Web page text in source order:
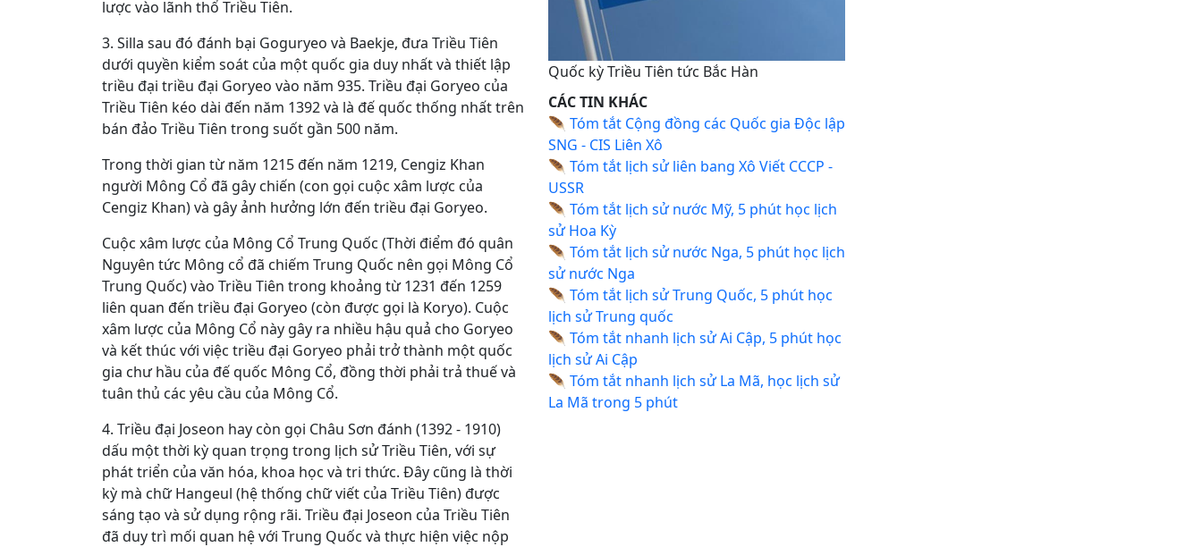
lược vào lãnh thổ Triều Tiên.
3. Silla sau đó đánh bại Goguryeo và Baekje, đưa Triều Tiên
dưới quyền kiểm soát của một quốc gia duy nhất và thiết lập
triều đại triều đại Goryeo vào năm 935. Triều đại Goryeo của
Triều Tiên kéo dài đến năm 1392 và là đế quốc thống nhất trên
bán đảo Triều Tiên trong suốt gần 500 năm.
Trong thời gian từ năm 1215 đến năm 1219, Cengiz Khan
người Mông Cổ đã gây chiến (con gọi cuộc xâm lược của
Cengiz Khan) và gây ảnh hưởng lớn đến triều đại Goryeo.
Cuộc xâm lược của Mông Cổ Trung Quốc (Thời điểm đó quân
Nguyên tức Mông cổ đã chiếm Trung Quốc nên gọi Mông Cổ
Trung Quốc) vào Triều Tiên trong khoảng từ 1231 đến 1259
liên quan đến triều đại Goryeo (còn được gọi là Koryo). Cuộc
xâm lược của Mông Cổ này gây ra nhiều hậu quả cho Goryeo
và kết thúc với việc triều đại Goryeo phải trở thành một quốc
gia chư hầu của đế quốc Mông Cổ, đồng thời phải trả thuế và
tuân thủ các yêu cầu của Mông Cổ.
4. Triều đại Joseon hay còn gọi Châu Sơn đánh (1392 - 1910)
dấu một thời kỳ quan trọng trong lịch sử Triều Tiên, với sự
phát triển của văn hóa, khoa học và tri thức. Đây cũng là thời
kỳ mà chữ Hangeul (hệ thống chữ viết của Triều Tiên) được
sáng tạo và sử dụng rộng rãi. Triều đại Joseon của Triều Tiên
đã duy trì mối quan hệ với Trung Quốc và thực hiện việc nộp
Quốc kỳ Triều Tiên tức Bắc Hàn
CÁC TIN KHÁC
🪶 Tóm tắt Cộng đồng các Quốc gia Độc lập
SNG - CIS Liên Xô
🪶 Tóm tắt lịch sử liên bang Xô Viết CCCP -
USSR
🪶 Tóm tắt lịch sử nước Mỹ, 5 phút học lịch
sử Hoa Kỳ
🪶 Tóm tắt lịch sử nước Nga, 5 phút học lịch
sử nước Nga
🪶 Tóm tắt lịch sử Trung Quốc, 5 phút học
lịch sử Trung quốc
🪶 Tóm tắt nhanh lịch sử Ai Cập, 5 phút học
lịch sử Ai Cập
🪶 Tóm tắt nhanh lịch sử La Mã, học lịch sử
La Mã trong 5 phút